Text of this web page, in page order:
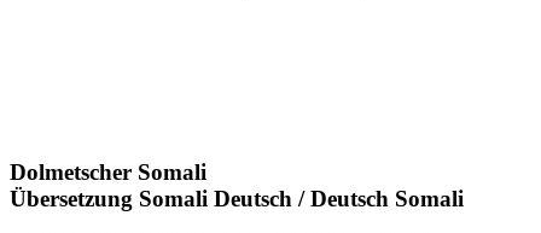
Dolmetscher Somali
Übersetzung Somali Deutsch / Deutsch Somali